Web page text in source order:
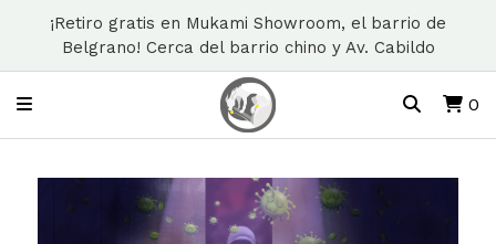
¡Retiro gratis en Mukami Showroom, el barrio de
Belgrano! Cerca del barrio chino y Av. Cabildo
0